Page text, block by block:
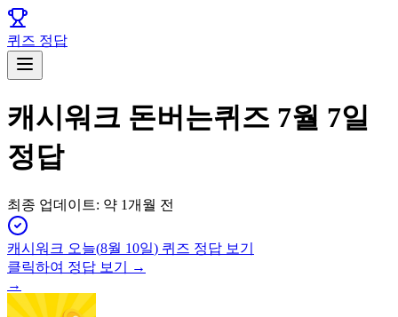
퀴즈 정답
캐시워크 돈버는퀴즈 7월 7일
정답
최종 업데이트: 약 1개월 전
캐시워크 오늘(8월 10일) 퀴즈 정답 보기
클릭하여 정답 보기 →
→